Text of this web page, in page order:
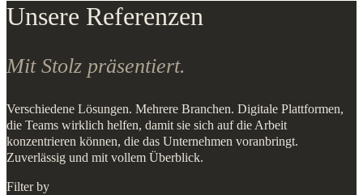
Unsere Referenzen
Mit Stolz präsentiert.
Verschiedene Lösungen. Mehrere Branchen. Digitale Plattformen,
die Teams wirklich helfen, damit sie sich auf die Arbeit
konzentrieren können, die das Unternehmen voranbringt.
Zuverlässig und mit vollem Überblick.
Filter by